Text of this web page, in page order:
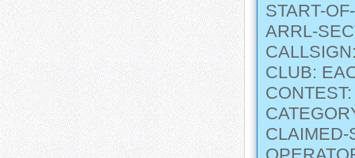
START-
ARRL-
CLUB:
CLAIMED-